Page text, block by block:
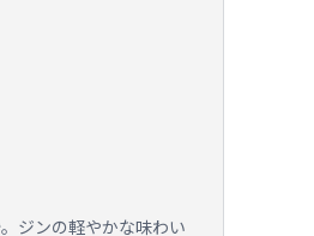
ジンの軽やかな味わい